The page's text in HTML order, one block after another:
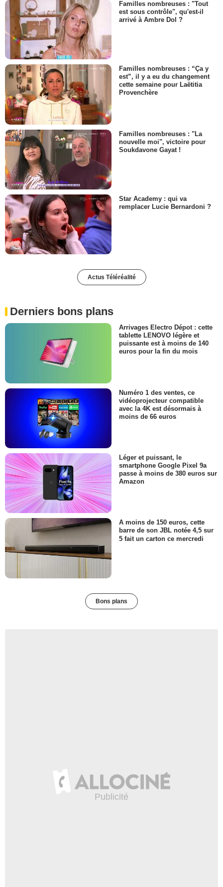
Familles nombreuses : "Tout
est sous contrôle", qu'est-il
arrivé à Ambre Dol ?
Familles nombreuses : “Ça y
est”, il y a eu du changement
cette semaine pour Laëtitia
Provenchère
Familles nombreuses : "La
nouvelle moi", victoire pour
Soukdavone Gayat !
Star Academy : qui va
remplacer Lucie Bernardoni ?
Actus Téléréalité
Derniers bons plans
Arrivages Electro Dépot : cette
tablette LENOVO légère et
puissante est à moins de 140
euros pour la fin du mois
Numéro 1 des ventes, ce
vidéoprojecteur compatible
avec la 4K est désormais à
moins de 66 euros
Léger et puissant, le
smartphone Google Pixel 9a
passe à moins de 380 euros sur
Amazon
A moins de 150 euros, cette
barre de son JBL notée 4,5 sur
5 fait un carton ce mercredi
Bons plans